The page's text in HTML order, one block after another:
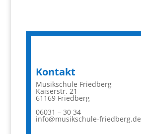
Kontakt
Musikschule Friedberg
Kaiserstr. 21
61169 Friedberg
06031 – 30 34
info@musikschule-friedberg.de